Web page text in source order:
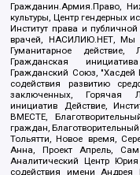
Гражданин.Армия.Право,
культуры, Центр гендерных
Институт права и
врачей, НАСИЛИЮ.НЕТ, Мы
Гуманитарное действие,
Гражданская
Гражданский Союз,
содействия развитию
заключенных, Горячая
инициатив Действие,
ВМЕСТЕ,
граждан,
Тольятти, Новое время,
Анна, Проект Апрель,
Аналитический Центр
содействия имени Андрея